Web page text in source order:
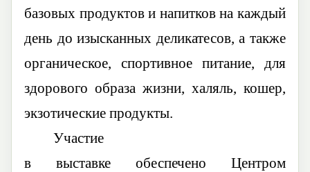
базовых продуктов и напитков на каждый
день до изысканных деликатесов, а также
органическое, спортивное питание, для
здорового образа жизни, халяль, кошер,
экзотические продукты.
Участие
в
выставке обеспечено
Центром